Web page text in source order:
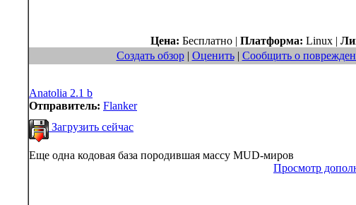
Цена: Бесплатно | Платформа: Linux |
Создать обзор| Оценить| Сообщить о
Anatolia 2.1 b
Отправитель: Flanker
Загрузить сейчас
Еще одна кодовая база породившая массу MUD-миров
Просмотр